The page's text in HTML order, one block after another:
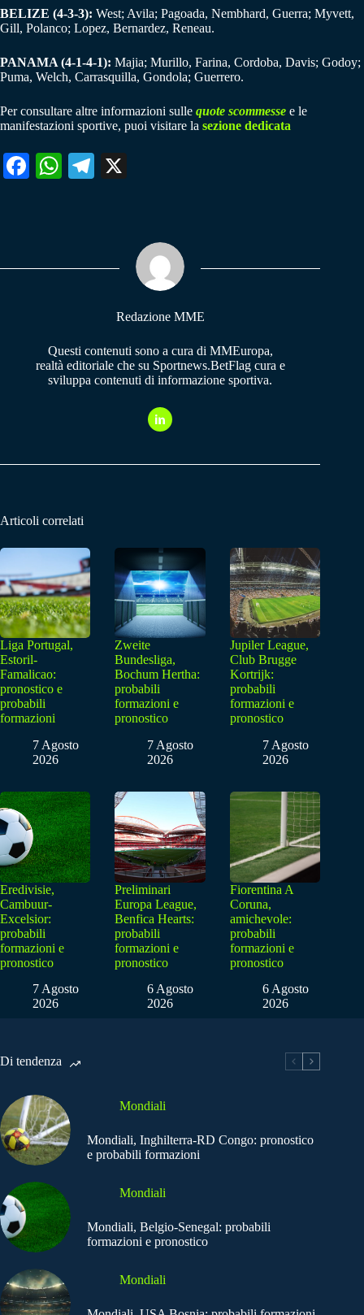
BELIZE (4-3-3): West; Avila; Pagoada, Nembhard, Guerra; Myvett,
Gill, Polanco; Lopez, Bernardez, Reneau.
PANAMA (4-1-4-1): Majia; Murillo, Farina, Cordoba, Davis; Godoy;
Puma, Welch, Carrasquilla, Gondola; Guerrero.
Per consultare altre informazioni sulle quote scommesse e le
manifestazioni sportive, puoi visitare la sezione dedicata
Fa W
pp
Te
m
Redazione MME
Questi contenuti sono a cura di MMEuropa,
realtà editoriale che su Sportnews.BetFlag cura e
sviluppa contenuti di informazione sportiva.
Articoli correlati
Liga Portugal,
Estoril-
Famalicao:
pronostico e
probabili
formazioni
7 Agosto
2026
Zweite
Bundesliga,
Bochum Hertha:
probabili
formazioni e
pronostico
7 Agosto
2026
Jupiler League,
Club Brugge
Kortrijk:
probabili
formazioni e
pronostico
7 Agosto
2026
Eredivisie,
Cambuur-
Excelsior:
probabili
formazioni e
pronostico
7 Agosto
2026
Preliminari
Europa League,
Benfica Hearts:
probabili
formazioni e
pronostico
6 Agosto
2026
Fiorentina A
Coruna,
amichevole:
probabili
formazioni e
pronostico
6 Agosto
2026
Di tendenza
Mondiali
Mondiali, Inghilterra-RD Congo: pronostico
e probabili formazioni
Mondiali
Mondiali, Belgio-Senegal: probabili
formazioni e pronostico
Mondiali